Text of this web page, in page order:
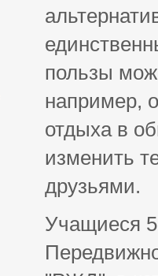
пользы
например,
отдыха в
изменить
друзьями.
Учащиеся